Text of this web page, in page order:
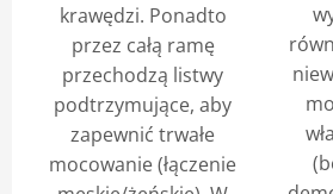
krawędzi. Ponadto
przez całą ramę
przechodzą listwy
podtrzymujące, aby
zapewnić trwałe
mocowanie (łączenie